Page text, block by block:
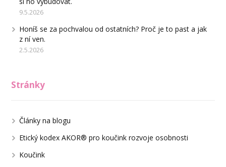
9.5.2026
Honíš se za pochvalou od ostatních? Proč je to past a jak
z ní ven.
2.5.2026
Stránky
Články na blogu
Etický kodex AKOR® pro koučink rozvoje osobnosti
Koučink